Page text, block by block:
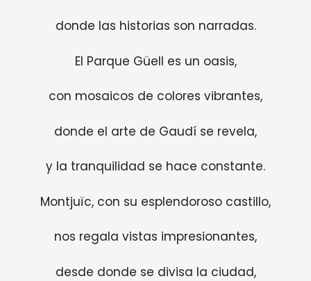
donde las historias son narradas.
El Parque Güell es un oasis,
con mosaicos de colores vibrantes,
donde el arte de Gaudí se revela,
y la tranquilidad se hace constante.
Montjuïc, con su esplendoroso castillo,
nos regala vistas impresionantes,
desde donde se divisa la ciudad,